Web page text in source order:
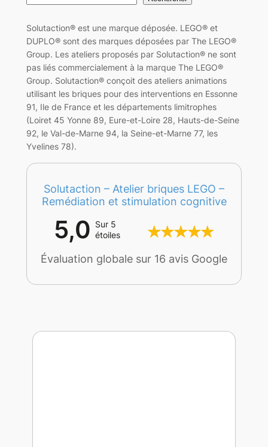
Solutaction® est une marque déposée. LEGO® et
DUPLO® sont des marques déposées par The LEGO®
Group. Les ateliers proposés par Solutaction® ne sont
pas liés commercialement à la marque The LEGO®
Group. Solutaction® conçoit des ateliers animations
utilisant les briques pour des interventions en Essonne
91, Ile de France et les départements limitrophes
(Loiret 45 Yonne 89, Eure-et-Loire 28, Hauts-de-Seine
92, le Val-de-Marne 94, la Seine-et-Marne 77, les
Yvelines 78).
Solutaction – Atelier briques LEGO –
Remédiation et stimulation cognitive
5,0 Sur 5
étoiles
Évaluation globale sur 16 avis Google